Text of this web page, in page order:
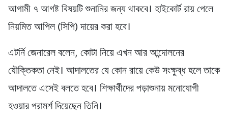
আগামী ৭ আগষ্ট বিষয়টি শুনানির জন্য থাকবে। হাইকোর্ট রায় পেলে
নিয়মিত আপিল (সিপি) দায়ের করা হবে।
এটর্নি জেনারেল বলেন, কোটা নিয়ে এখন আর আন্দোলনের
যৌক্তিকতা নেই। আদালতের যে কোন রায়ে কেউ সংক্ষুব্ধ হলে তাকে
আদালতে এসেই বলতে হবে। শিক্ষার্থীদের পড়াশুনায় মনোযোগী
হওয়ার পরামর্শ দিয়েছেন তিনি।